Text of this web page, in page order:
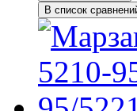
В список